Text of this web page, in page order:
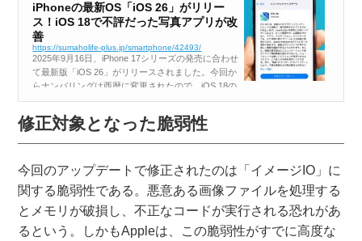
iPhoneの最新OS「iOS 26」がリリー
ス！iOS 18で不評だった写真アプリが改
善
https://sumaholife-plus.jp/smartphone/42493/
2025年9月16日、iPhone 17シリーズの発売に合わせ
て最新版「iOS 26」がリリースされました。今回か
らナンバリングは西暦に変更されたので、iOS 18の
次は“19”ではなく“26”となります。果たして、iOS 2
6は何がどのように変わったのか？ 最新機能...
修正対象となった脆弱性
今回のアップデートで修正されたのは「イメージIO」に
関する脆弱性である。悪意ある画像ファイルを処理する
とメモリが破損し、不正なコードが実行される恐れがあ
るという。しかもAppleは、この脆弱性がすでに高度な